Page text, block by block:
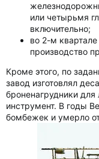
или четырьмя
включительно;
во 2-м
производство
Кроме этого, по
завод изготовлял
броненагрудники
инструмент. В годы
бомбежек и умерло